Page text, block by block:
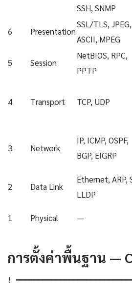
SSH, SNMP
6 Presentation
SSL/TLS, JPEG,
ASCII, MPEG
5 Session
NetBIOS, RPC,
PPTP
4 Transport TCP, UDP
3 Network
IP, ICMP, OSPF,
BGP, EIGRP
2 Data Link
Ethernet, ARP,
LLDP
1 Physical —
การตั้งค่าพื้นฐาน —
!